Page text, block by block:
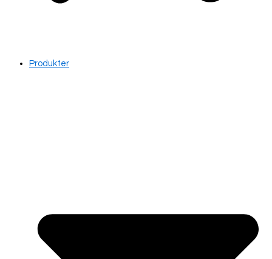
Produkter